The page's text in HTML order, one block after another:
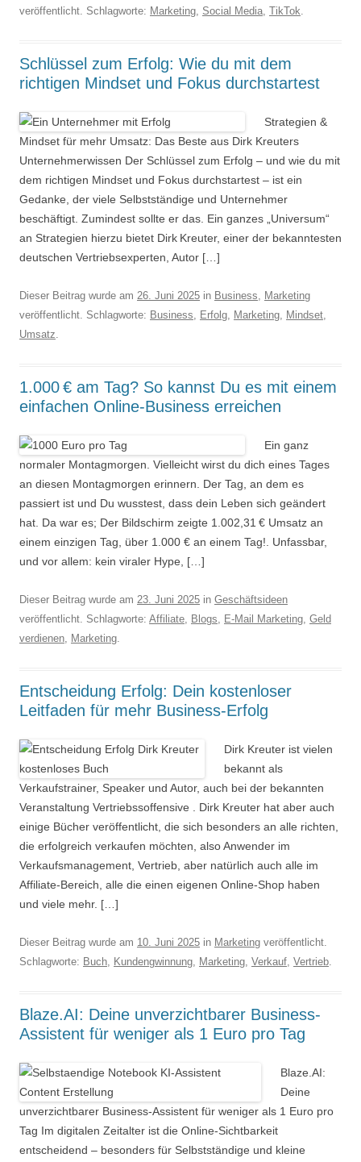
veröffentlicht. Schlagworte: Marketing, Social Media, TikTok.
Schlüssel zum Erfolg: Wie du mit dem
richtigen Mindset und Fokus durchstartest
Strategien &
Mindset für mehr Umsatz: Das Beste aus Dirk Kreuters
Unternehmerwissen Der Schlüssel zum Erfolg – und wie du mit
dem richtigen Mindset und Fokus durchstartest – ist ein
Gedanke, der viele Selbstständige und Unternehmer
beschäftigt. Zumindest sollte er das. Ein ganzes „Universum“
an Strategien hierzu bietet Dirk Kreuter, einer der bekanntesten
deutschen Vertriebsexperten, Autor […]
Dieser Beitrag wurde am 26. Juni 2025 in Business, Marketing
veröffentlicht. Schlagworte: Business, Erfolg, Marketing, Mindset,
Umsatz.
1.000 € am Tag? So kannst Du es mit einem
einfachen Online-Business erreichen
Ein ganz
normaler Montagmorgen. Vielleicht wirst du dich eines Tages
an diesen Montagmorgen erinnern. Der Tag, an dem es
passiert ist und Du wusstest, dass dein Leben sich geändert
hat. Da war es; Der Bildschirm zeigte 1.002,31 € Umsatz an
einem einzigen Tag, über 1.000 € an einem Tag!. Unfassbar,
und vor allem: kein viraler Hype, […]
Dieser Beitrag wurde am 23. Juni 2025 in Geschäftsideen
veröffentlicht. Schlagworte: Affiliate, Blogs, E-Mail Marketing, Geld
verdienen, Marketing.
Entscheidung Erfolg: Dein kostenloser
Leitfaden für mehr Business-Erfolg
Dirk Kreuter ist vielen
bekannt als
Verkaufstrainer, Speaker und Autor, auch bei der bekannten
Veranstaltung Vertriebssoffensive . Dirk Kreuter hat aber auch
einige Bücher veröffentlicht, die sich besonders an alle richten,
die erfolgreich verkaufen möchten, also Anwender im
Verkaufsmanagement, Vertrieb, aber natürlich auch alle im
Affiliate-Bereich, alle die einen eigenen Online-Shop haben
und viele mehr. […]
Dieser Beitrag wurde am 10. Juni 2025 in Marketing veröffentlicht.
Schlagworte: Buch, Kundengwinnung, Marketing, Verkauf, Vertrieb.
Blaze.AI: Deine unverzichtbarer Business-
Assistent für weniger als 1 Euro pro Tag
Blaze.AI:
Deine
unverzichtbarer Business-Assistent für weniger als 1 Euro pro
Tag Im digitalen Zeitalter ist die Online-Sichtbarkeit
entscheidend – besonders für Selbstständige und kleine